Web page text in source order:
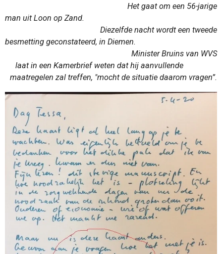
Het gaat om een 56-jarige
man uit Loon op Zand.
Diezelfde nacht wordt een tweede
besmetting geconstateerd, in Diemen.
Minister Bruins van WVS
laat in een Kamerbrief weten dat hij aanvullende
maatregelen zal treffen, "mocht de situatie daarom vragen”.